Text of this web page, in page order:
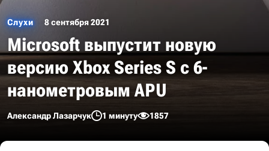
Слухи 8 сентября 2021
Microsoft выпустит новую
версию Xbox Series S с 6-
нанометровым APU
Александр Лазарчук 1 минуту 1857